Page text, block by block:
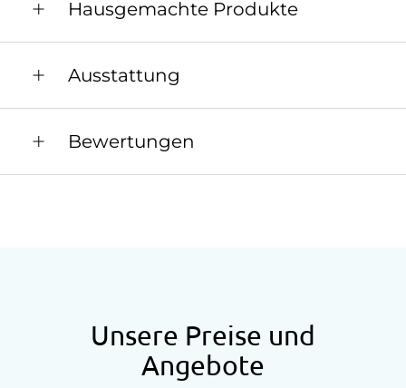
Hausgemachte Produkte
Vollkornbrot/-ecke
Ausstattung
Aufenthaltsraum
Rollstuhlzugang
Anfahrtsmöglichkeiten
Bewertungen
Unsere Preise und
Angebote